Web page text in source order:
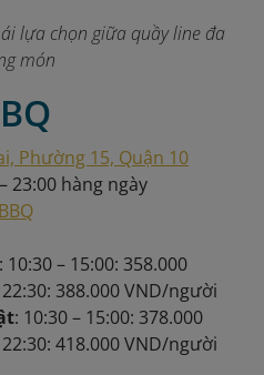
lựa chọn giữa quầy line đa
món
Phường 15, Quận 10
23:00 hàng ngày
: 10:30 – 15:00: 358.000
388.000 VND/người
: 10:30 – 15:00: 378.000
418.000 VND/người